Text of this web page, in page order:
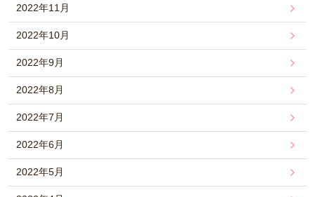
2022年11月
2022年10月
2022年9月
2022年8月
2022年7月
2022年6月
2022年5月